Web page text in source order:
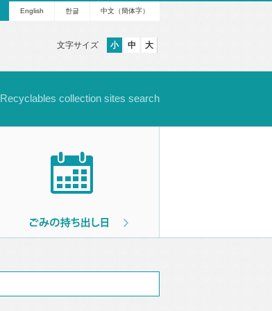
English 한글 中文（簡体字）
文字サイズ 小 中 大
Recyclables collection sites search